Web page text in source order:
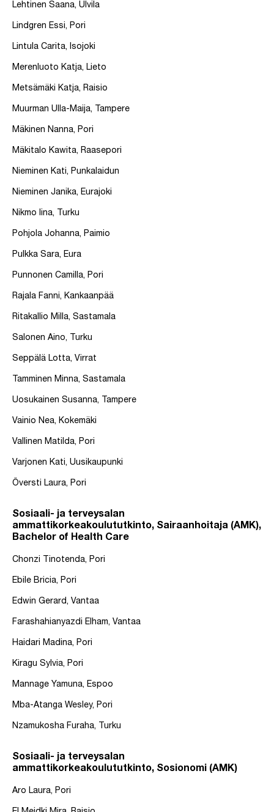
Lehtinen Saana, Ulvila
Lindgren Essi, Pori
Lintula Carita, Isojoki
Merenluoto Katja, Lieto
Metsämäki Katja, Raisio
Muurman Ulla-Maija, Tampere
Mäkinen Nanna, Pori
Mäkitalo Kawita, Raasepori
Nieminen Kati, Punkalaidun
Nieminen Janika, Eurajoki
Nikmo Iina, Turku
Pohjola Johanna, Paimio
Pulkka Sara, Eura
Punnonen Camilla, Pori
Rajala Fanni, Kankaanpää
Ritakallio Milla, Sastamala
Salonen Aino, Turku
Seppälä Lotta, Virrat
Tamminen Minna, Sastamala
Uosukainen Susanna, Tampere
Vainio Nea, Kokemäki
Vallinen Matilda, Pori
Varjonen Kati, Uusikaupunki
Översti Laura, Pori
Sosiaali- ja terveysalan
ammattikorkeakoulututkinto, Sairaanhoitaja (AMK),
Bachelor of Health Care
Chonzi Tinotenda, Pori
Ebile Bricia, Pori
Edwin Gerard, Vantaa
Farashahianyazdi Elham, Vantaa
Haidari Madina, Pori
Kiragu Sylvia, Pori
Mannage Yamuna, Espoo
Mba-Atanga Wesley, Pori
Nzamukosha Furaha, Turku
Sosiaali- ja terveysalan
ammattikorkeakoulututkinto, Sosionomi (AMK)
Aro Laura, Pori